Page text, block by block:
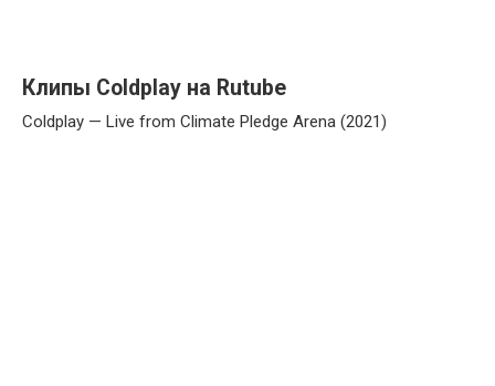
Клипы Coldplay на Rutube
Coldplay — Live from Climate Pledge Arena (2021)